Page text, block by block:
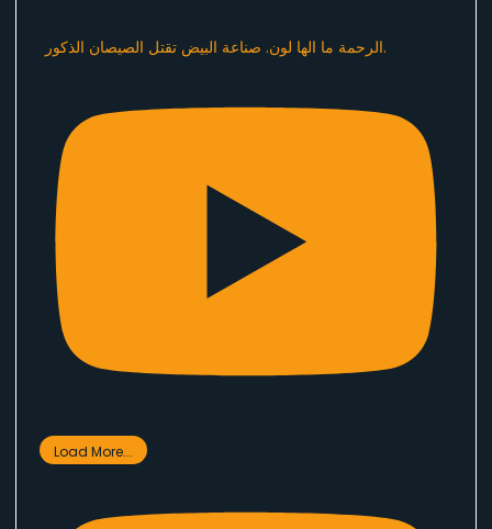
الرحمة ما الها لون. صناعة البيض تقتل الصيصان الذكور.
Load More...